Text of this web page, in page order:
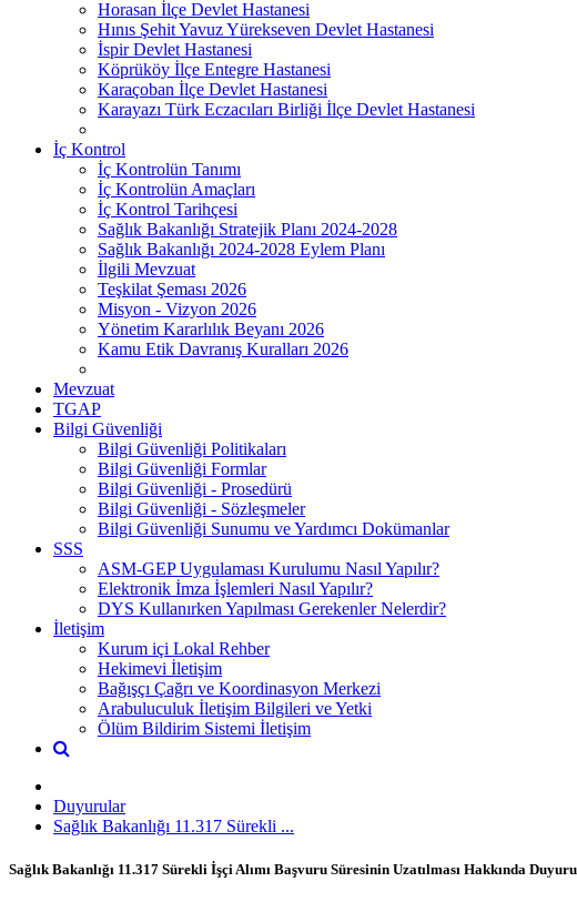
Horasan İlçe Devlet Hastanesi
Hınıs Şehit Yavuz Yürekseven Devlet Hastanesi
İspir Devlet Hastanesi
Köprüköy İlçe Entegre Hastanesi
Karaçoban İlçe Devlet Hastanesi
Karayazı Türk Eczacıları Birliği İlçe Devlet Hastanesi
İç Kontrol
İç Kontrolün Tanımı
İç Kontrolün Amaçları
İç Kontrol Tarihçesi
Sağlık Bakanlığı Stratejik Planı 2024-2028
Sağlık Bakanlığı 2024-2028 Eylem Planı
İlgili Mevzuat
Teşkilat Şeması 2026
Misyon - Vizyon 2026
Yönetim Kararlılık Beyanı 2026
Kamu Etik Davranış Kuralları 2026
Mevzuat
TGAP
Bilgi Güvenliği
Bilgi Güvenliği Politikaları
Bilgi Güvenliği Formlar
Bilgi Güvenliği - Prosedürü
Bilgi Güvenliği - Sözleşmeler
Bilgi Güvenliği Sunumu ve Yardımcı Dokümanlar
SSS
ASM-GEP Uygulaması Kurulumu Nasıl Yapılır?
Elektronik İmza İşlemleri Nasıl Yapılır?
DYS Kullanırken Yapılması Gerekenler Nelerdir?
İletişim
Kurum içi Lokal Rehber
Hekimevi İletişim
Bağışçı Çağrı ve Koordinasyon Merkezi
Arabuluculuk İletişim Bilgileri ve Yetki
Ölüm Bildirim Sistemi İletişim
Duyurular
Sağlık Bakanlığı 11.317 Sürekli ...
Sağlık Bakanlığı 11.317 Sürekli İşçi Alımı Başvuru Süresinin Uzatılması Hakkında Duyuru